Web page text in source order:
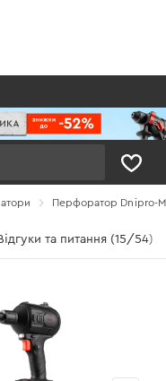
Перфоратор Dnipro-M
та питання (15/54)